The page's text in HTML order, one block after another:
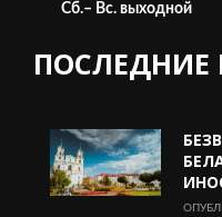
Cб.– Вс. выходной
ПОСЛЕДНИЕ